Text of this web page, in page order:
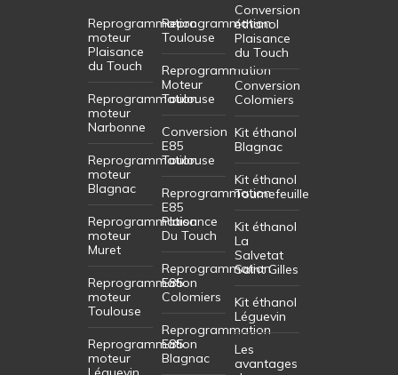
Reprogrammation
moteur
Plaisance
du Touch
Reprogrammation
moteur
Narbonne
Reprogrammation
moteur
Blagnac
Reprogrammation
moteur
Muret
Reprogrammation
moteur
Toulouse
Reprogrammation
moteur
Reprogrammation
Toulouse
Reprogrammation
Moteur
Toulouse
Conversion
E85
Toulouse
Reprogrammation
E85
Plaisance
Du Touch
Reprogrammation
E85
Colomiers
Reprogrammation
E85
Blagnac
Conversion
éthanol
Plaisance
du Touch
Conversion
Colomiers
Kit éthanol
Blagnac
Kit éthanol
Tournefeuille
Kit éthanol
La
Salvetat
Saint Gilles
Kit éthanol
Léguevin
Les
avantages